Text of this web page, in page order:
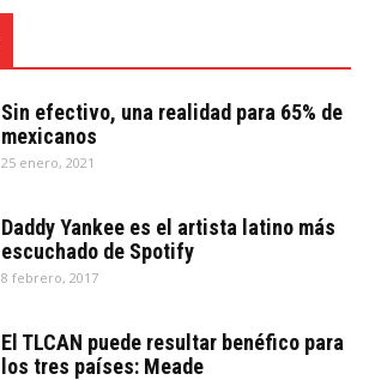
Sin efectivo, una realidad para 65% de
mexicanos
25 enero, 2021
Daddy Yankee es el artista latino más
escuchado de Spotify
8 febrero, 2017
El TLCAN puede resultar benéfico para
los tres países: Meade